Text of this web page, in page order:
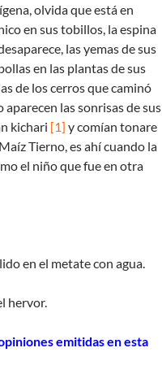
olvida que está en
en sus tobillos, la espina
las yemas de sus
en las plantas de sus
de los cerros que caminó
las sonrisas de sus
kichari [1] y comían tonare
Tierno, es ahí cuando la
el niño que fue en otra
en el metate con agua.
hervor.
emitidas en esta